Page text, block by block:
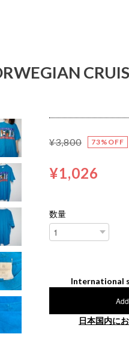
¥3,800 73%OFF
¥1,026
数量
International
日本国内に